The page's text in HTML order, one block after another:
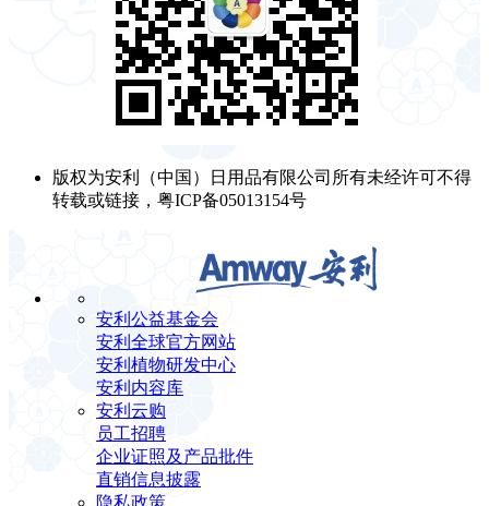
版权为安利（中国）日用品有限公司所有未经许可不得
转载或链接，粤ICP备05013154号
安利公益基金会
安利全球官方网站
安利植物研发中心
安利内容库
安利云购
员工招聘
企业证照及产品批件
直销信息披露
隐私政策